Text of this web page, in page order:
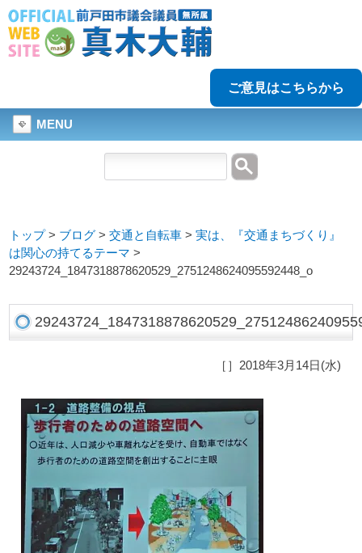
ご意見はこちらから
MENU
トップ> ブログ >交通と自転車 >実は、『交通まちづくり』
は関心の持てるテーマ >
29243724_1847318878620529_2751248624095592448_o
［］2018年3月14日(水)